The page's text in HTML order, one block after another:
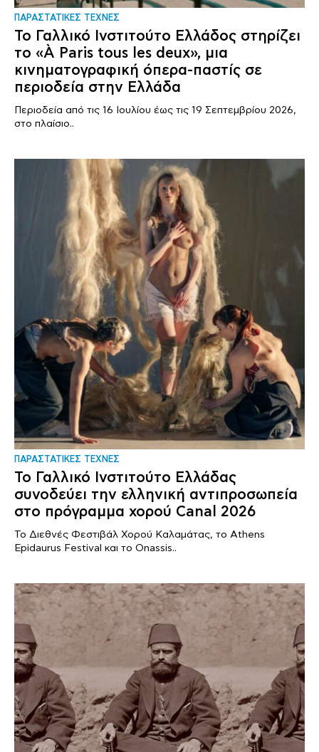
ΠΑΡΑΣΤΑΤΙΚΕΣ ΤΕΧΝΕΣ
Το Γαλλικό Ινστιτούτο Ελλάδος στηρίζει
το «À Paris tous les deux», μια
κινηματογραφική όπερα-παστίς σε
περιοδεία στην Ελλάδα
Περιοδεία από τις 16 Ιουλίου έως τις 19 Σεπτεμβρίου 2026,
στο πλαίσιο..
ΠΑΡΑΣΤΑΤΙΚΕΣ ΤΕΧΝΕΣ
Το Γαλλικό Ινστιτούτο Ελλάδας
συνοδεύει την ελληνική αντιπροσωπεία
στο πρόγραμμα χορού Canal 2026
Το Διεθνές Φεστιβάλ Χορού Καλαμάτας, το Athens
Epidaurus Festival και το Onassis..